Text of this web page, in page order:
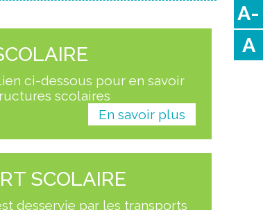
A-
A
ci-dessous pour en savoir
scolaires
En savoir plus
SCOLAIRE
desservie par les transports